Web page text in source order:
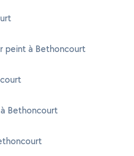
peint à Bethoncourt
Bethoncourt